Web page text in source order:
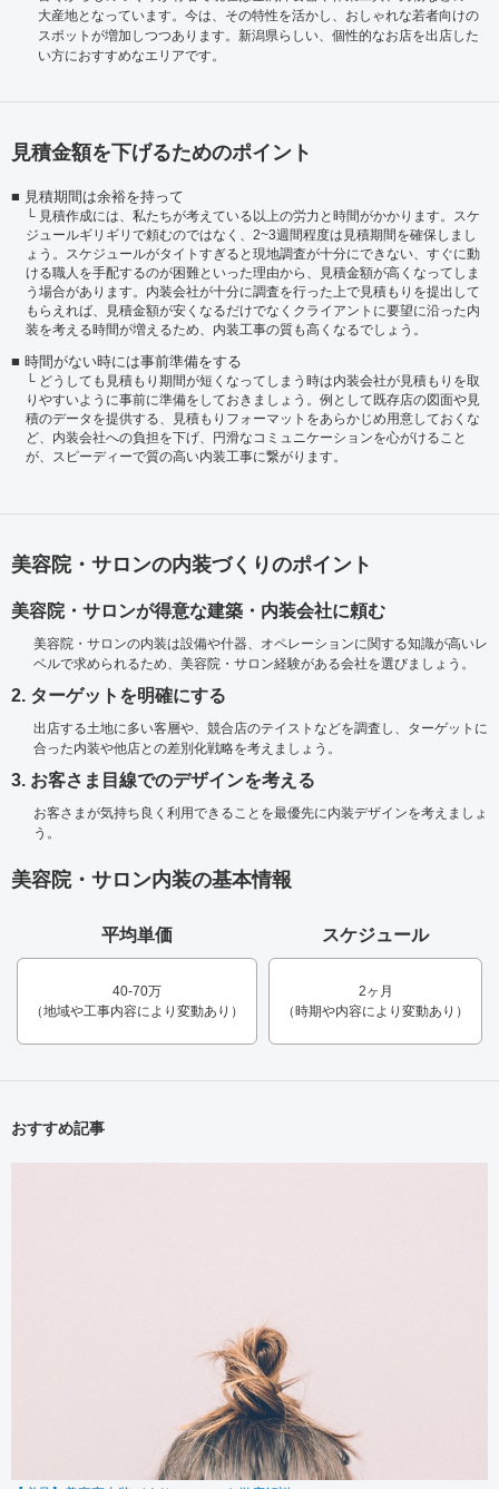
大産地となっています。今は、その特性を活かし、おしゃれな若者向けの
スポットが増加しつつあります。新潟県らしい、個性的なお店を出店した
い方におすすめなエリアです。
見積金額を下げるためのポイント
見積期間は余裕を持って
見積作成には、私たちが考えている以上の労力と時間がかかります。スケ
ジュールギリギリで頼むのではなく、2~3週間程度は見積期間を確保しまし
ょう。スケジュールがタイトすぎると現地調査が十分にできない、すぐに動
ける職人を手配するのが困難といった理由から、見積金額が高くなってしま
う場合があります。内装会社が十分に調査を行った上で見積もりを提出して
もらえれば、見積金額が安くなるだけでなくクライアントに要望に沿った内
装を考える時間が増えるため、内装工事の質も高くなるでしょう。
時間がない時には事前準備をする
どうしても見積もり期間が短くなってしまう時は内装会社が見積もりを取
りやすいように事前に準備をしておきましょう。例として既存店の図面や見
積のデータを提供する、見積もりフォーマットをあらかじめ用意しておくな
ど、内装会社への負担を下げ、円滑なコミュニケーションを心がけること
が、スピーディーで質の高い内装工事に繋がります。
美容院・サロンの内装づくりのポイント
美容院・サロンが得意な建築・内装会社に頼む
美容院・サロンの内装は設備や什器、オペレーションに関する知識が高いレ
ベルで求められるため、美容院・サロン経験がある会社を選びましょう。
2. ターゲットを明確にする
出店する土地に多い客層や、競合店のテイストなどを調査し、ターゲットに
合った内装や他店との差別化戦略を考えましょう。
3. お客さま目線でのデザインを考える
お客さまが気持ち良く利用できることを最優先に内装デザインを考えましょ
う。
美容院・サロン内装の基本情報
平均単価
40-70万
（地域や工事内容により変動あり）
スケジュール
2ヶ月
（時期や内容により変動あり）
おすすめ記事